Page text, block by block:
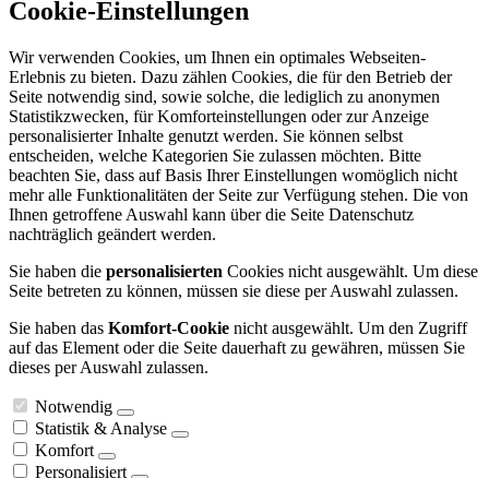
Cookie-Einstellungen
Wir verwenden Cookies, um Ihnen ein optimales Webseiten-
Erlebnis zu bieten. Dazu zählen Cookies, die für den Betrieb der
Seite notwendig sind, sowie solche, die lediglich zu anonymen
Statistikzwecken, für Komforteinstellungen oder zur Anzeige
personalisierter Inhalte genutzt werden. Sie können selbst
entscheiden, welche Kategorien Sie zulassen möchten. Bitte
beachten Sie, dass auf Basis Ihrer Einstellungen womöglich nicht
mehr alle Funktionalitäten der Seite zur Verfügung stehen. Die von
Ihnen getroffene Auswahl kann über die Seite Datenschutz
nachträglich geändert werden.
Sie haben die personalisierten Cookies nicht ausgewählt. Um diese
Seite betreten zu können, müssen sie diese per Auswahl zulassen.
Sie haben das Komfort-Cookie nicht ausgewählt. Um den Zugriff
auf das Element oder die Seite dauerhaft zu gewähren, müssen Sie
dieses per Auswahl zulassen.
Notwendig
Statistik & Analyse
Komfort
Personalisiert